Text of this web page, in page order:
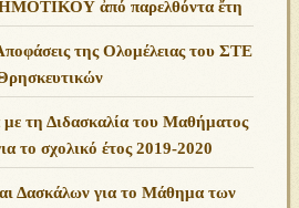
ΔΗΜΟΤΙΚΟΥ ἀπό παρελθόντα ἔτη
της Ολομέλειας του ΣΤΕ
τη Διδασκαλία του Μαθήματος
το σχολικό έτος 2019-2020
Δασκάλων για το Μάθημα των